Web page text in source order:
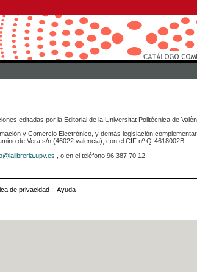
editadas por la Editorial de la Universitat Politècnica de
y Comercio Electrónico, y demás legislación
de Vera s/n (46022 valencia), con el CIF nº Q-4618002B.
, o en el teléfono 96 387 70 12.
de privacidad :: Ayuda